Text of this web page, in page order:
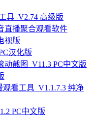
具_V2.74 高级版
直播聚合观看软件
视版
汉化版
动截图_V11.3 PC中文版
观看工具_V1.1.7.3 纯净
PC中文版